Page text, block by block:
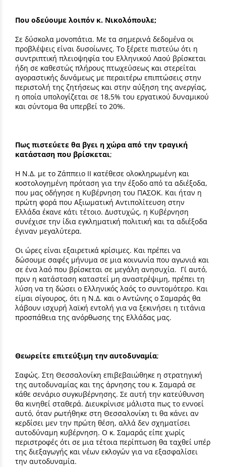
Που οδεύουμε λοιπόν κ. Νικολόπουλε;
Σε δύσκολα μονοπάτια. Με τα σημερινά δεδομένα οι
προβλέψεις είναι δυσοίωνες. Το ξέρετε πιστεύω ότι η
συντριπτική πλειοψηφία του Ελληνικού Λαού βρίσκεται
ήδη σε καθεστώς πλήρους πτωχεύσεως και στερείται
αγοραστικής δυνάμεως με περαιτέρω επιπτώσεις στην
περιστολή της ζητήσεως και στην αύξηση της ανεργίας,
η οποία υπολογίζεται σε 18,5% του εργατικού δυναμικού
και σύντομα θα υπερβεί το 20%.
Πως πιστεύετε θα βγει η χώρα από την τραγική
κατάσταση που βρίσκεται;
Η Ν.Δ. με το Ζάππειο ΙΙ κατέθεσε ολοκληρωμένη και
κοστολογημένη πρόταση για την έξοδο από τα αδιέξοδα,
που μας οδήγησε η Κυβέρνηση του ΠΑΣΟΚ. Και ήταν η
πρώτη φορά που Αξιωματική Αντιπολίτευση στην
Ελλάδα έκανε κάτι τέτοιο. Δυστυχώς, η Κυβέρνηση
συνέχισε την ίδια εγκληματική πολιτική και τα αδιέξοδα
έγιναν μεγαλύτερα.
Οι ώρες είναι εξαιρετικά κρίσιμες. Και πρέπει να
δώσουμε σαφές μήνυμα σε μια κοινωνία που αγωνιά και
σε ένα λαό που βρίσκεται σε μεγάλη ανησυχία. Γι΄ αυτό,
πριν η κατάσταση καταστεί μη αναστρέψιμη, πρέπει τη
λύση να τη δώσει ο Ελληνικός λαός το συντομότερο. Και
είμαι σίγουρος, ότι η Ν.Δ. και ο Αντώνης ο Σαμαράς θα
λάβουν ισχυρή λαϊκή εντολή για να ξεκινήσει η τιτάνια
προσπάθεια της ανόρθωσης της Ελλάδας μας.
Θεωρείτε επιτεύξιμη την αυτοδυναμία;
Σαφώς. Στη Θεσσαλονίκη επιβεβαιώθηκε η στρατηγική
της αυτοδυναμίας και της άρνησης του κ. Σαμαρά σε
κάθε σενάριο συγκυβέρνησης. Σε αυτή την κατεύθυνση
θα κινηθεί σταθερά. Διευκρίνισε μάλιστα πως το εννοεί
αυτό, όταν ρωτήθηκε στη Θεσσαλονίκη τι θα κάνει αν
κερδίσει μεν την πρώτη θέση, αλλά δεν σχηματίσει
αυτοδύναμη κυβέρνηση. Ο κ. Σαμαράς είπε χωρίς
περιστροφές ότι σε μια τέτοια περίπτωση θα ταχθεί υπέρ
της διεξαγωγής και νέων εκλογών για να εξασφαλίσει
την αυτοδυναμία.